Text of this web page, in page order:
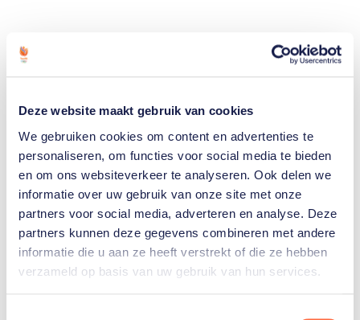
Deze website maakt gebruik van cookies
We gebruiken cookies om content en advertenties te
personaliseren, om functies voor social media te bieden
en om ons websiteverkeer te analyseren. Ook delen we
informatie over uw gebruik van onze site met onze
partners voor social media, adverteren en analyse. Deze
partners kunnen deze gegevens combineren met andere
informatie die u aan ze heeft verstrekt of die ze hebben
verzameld op basis van uw gebruik van hun services.
Welke Nederlanders hebben er
ooit meegedaan aan de
Olympische Spelen?